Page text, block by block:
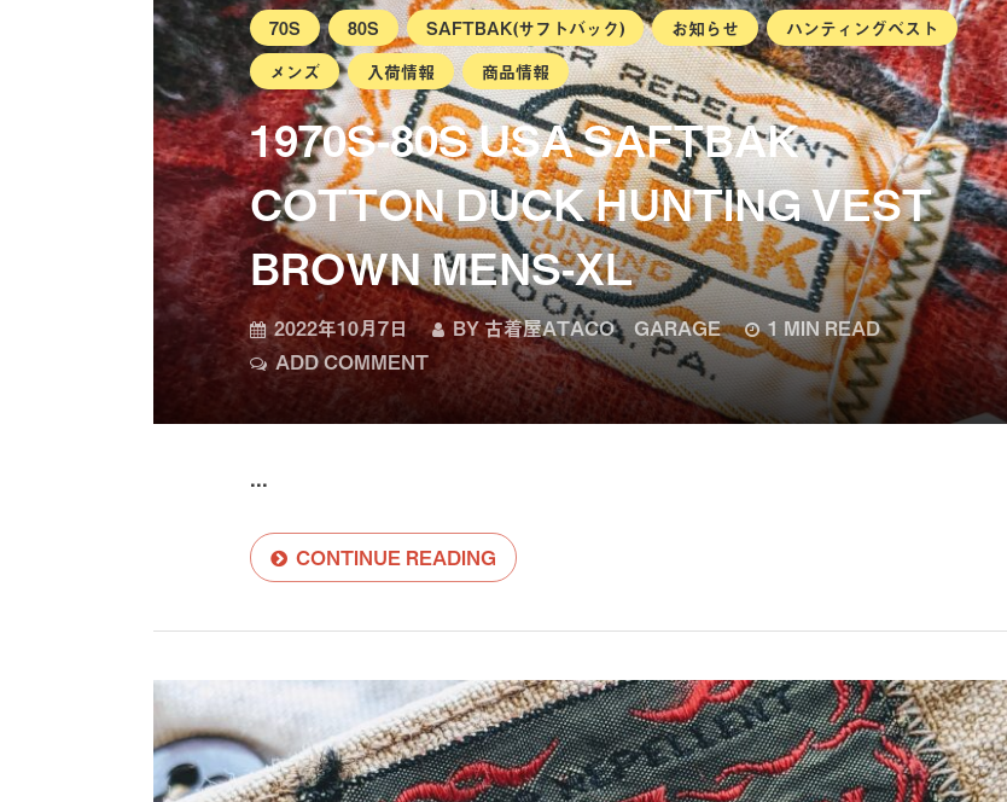
70S 80S SAFTBAK(サフトバック) お知らせ
ハンティングベスト
メンズ
入荷情報 商品情報
1970S-80S USA SAFTBAK
COTTON DUCK HUNTING VEST
BROWN MENS-XL
2022年10月7日 BY古着屋ATACO GARAGE
1 MIN READ
ADD COMMENT
...
CONTINUE READING